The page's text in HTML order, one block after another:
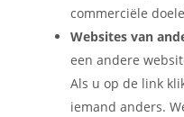
commerciële
Websites van
een andere
Als u op de link
iemand anders.